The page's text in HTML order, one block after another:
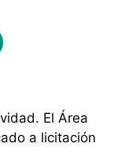
El Área
a licitación